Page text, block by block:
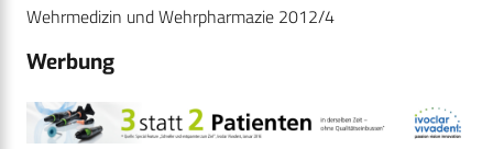
Wehrmedizin und Wehrpharmazie 2012/4
Werbung